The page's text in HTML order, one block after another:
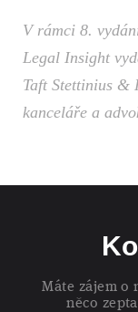
V rámci 8.
Legal Insight
Taft Stettinius &
kanceláře a
Máte zájem o
něco